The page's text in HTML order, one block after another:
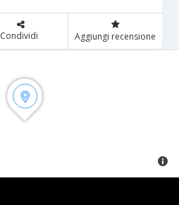
Condividi Aggiungi recensione